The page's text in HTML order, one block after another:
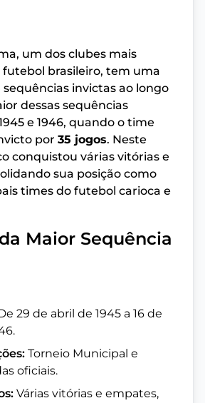
um dos clubes mais
brasileiro, tem uma
invictas ao longo
dessas sequências
e 1946, quando o time
por 35 jogos. Neste
conquistou várias vitórias e
sua posição como
times do futebol carioca e
Maior Sequência
29 de abril de 1945 a 16 de
Torneio Municipal e
oficiais.
Várias vitórias e empates,